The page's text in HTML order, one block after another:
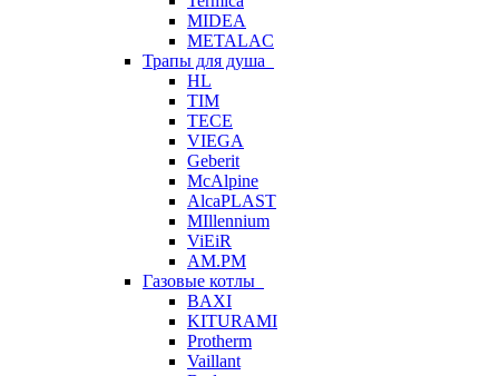
MIDEA
METALAC
Трапы для душа
HL
TIM
TECE
VIEGA
Geberit
McAlpine
AlcaPLAST
MIllennium
ViEiR
AM.PM
Газовые котлы
BAXI
KITURAMI
Protherm
Vaillant